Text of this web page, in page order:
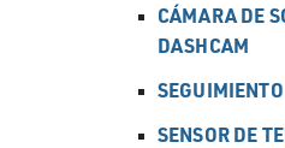
CÁMARA DE
DASHCAM
SENSOR DE
Solicitar cotización